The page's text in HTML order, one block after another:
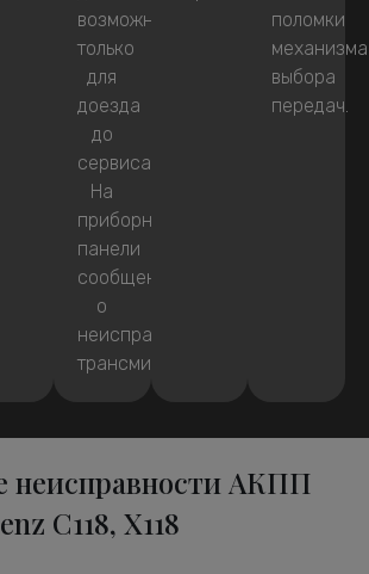
возможно
только
для
доезда
до
сервиса.
На
приборной
панели
сообщение
о
неисправности
трансмиссии.
поломки
механизма
выбора
передач.
неисправности АКПП
C118, X118